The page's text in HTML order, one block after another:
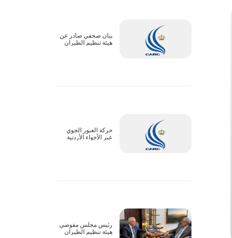
بيان صحفي صادر عن
هيئة تنظيم الطيران
حركة العبور الجوي
عبر الأجواء الأردنية
رئيس مجلس مفوضي
هيئة تنظيم الطيران